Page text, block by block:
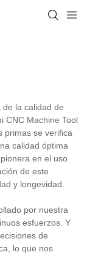
de la calidad de
CNC Machine Tool
primas se verifica
calidad óptima
en el uso
de este
y longevidad.
por nuestra
esfuerzos. Y
de
lo que nos